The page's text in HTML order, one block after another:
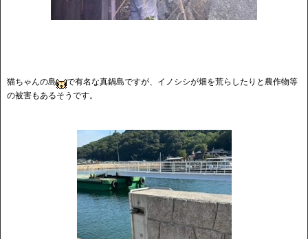
猫ちゃんの島
で有名な真鍋島ですが、イノシシが畑を荒らしたりと農作物等
の被害もあるそうです。